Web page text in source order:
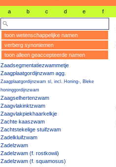
a b c d e f
toon wetenschappelijke namen
verberg synoniemen
toon alleen geaccepteerde namen
Zaadsegmentatiezwammetje
Zaagplaatgordijnzwam agg.
Zaagplaatgordijnzwam sl, incl. Honing-, Bleke
honinggordijnzwam
Zaagselhertenzwam
Zaagvlakinktzwam
Zaagvlakpiekhaarkelkje
Zachte kaaszwam
Zachtstekelige stuifzwam
Zadelkluifzwam
Zadelzwam
Zadelzwam (f. rostkowii)
Zadelzwam (f. squamosus)